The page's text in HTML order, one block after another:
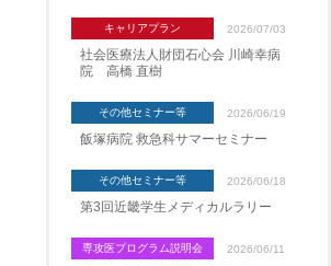
キャリアプラン 2026/07/03
社会医療法人財団石心会 川崎幸病
院 高橋 直樹
その他セミナー等 2026/06/19
飯塚病院 救急科サマーセミナー
その他セミナー等 2026/06/18
第3回近畿学生メディカルラリー
専攻医プログラム説明会 2026/06/11